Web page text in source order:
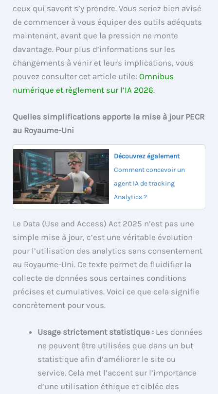
ceux qui savent s’y prendre. Vous seriez bien avisé
de commencer à vous équiper des outils adéquats
maintenant, avant que la pression ne monte
davantage. Pour plus d’informations sur les
changements à venir et leurs implications, vous
pouvez consulter cet article utile:Omnibus
numérique et règlement sur l’IA 2026.
Quelles simplifications apporte la mise à jour PECR
au Royaume-Uni
Découvrez également
Comment concevoir un
agent IA de tracking
Analytics ?
Le Data (Use and Access) Act 2025 n’est pas une
simple mise à jour, c’est une véritable évolution
pour l’utilisation des analytics sans consentement
au Royaume-Uni. Ce texte permet de fluidifier la
collecte de données sous certaines conditions
précises et cumulatives. Voici ce que cela signifie
concrètement pour vous.
Usage strictement statistique : Les données
ne peuvent être utilisées que dans un but
statistique afin d’améliorer le site ou
service. Cela met l’accent sur l’importance
d’une utilisation éthique et ciblée des